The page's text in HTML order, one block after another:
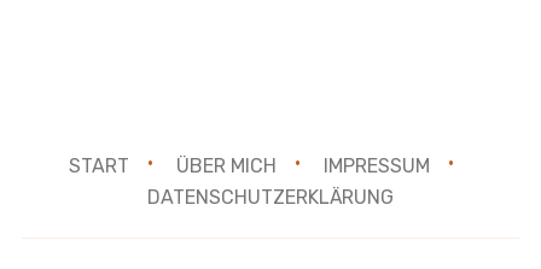
START ÜBER MICH
IMPRESSUM
DATENSCHUTZERKLÄRUNG